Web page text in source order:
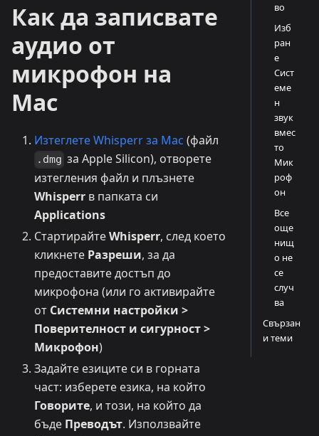
Как да записвате
аудио от
микрофон на
Mac
Изтеглете Whisperr за Mac (файл
.dmg за Apple Silicon), отворете
изтегления файл и плъзнете
Whisperr в папката си
Applications
СтартирайтеWhisperr, след което
кликнете Разреши, за да
предоставите достъп до
микрофона (или го активирайте
от Системни настройки >
Поверителност и сигурност >
Микрофон)
Задайте езиците си в горната
част: изберете езика, на който
Говорите, и този, на който да
бъде Преводът. Използвайте
во
Изб
ран
е
Сист
еме
н
звук
вмес
то
Мик
роф
он
Все
още
нищ
о не
се
случ
ва
Свързан
и теми